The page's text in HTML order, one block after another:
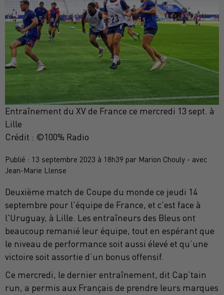
Entraînement du XV de France ce mercredi 13 sept. à
Lille
Crédit : ©100% Radio
Publié : 13 septembre 2023 à 18h39 par Marion Chouly - avec
Jean-Marie Llense
Deuxième match de Coupe du monde ce jeudi 14
septembre pour l'équipe de France, et c'est face à
l'Uruguay, à Lille. Les entraîneurs des Bleus ont
beaucoup remanié leur équipe, tout en espérant que
le niveau de performance soit aussi élevé et qu’une
victoire soit assortie d’un bonus offensif.
Ce mercredi, le dernier entraînement, dit Cap’tain
run, a permis aux Français de prendre leurs marques